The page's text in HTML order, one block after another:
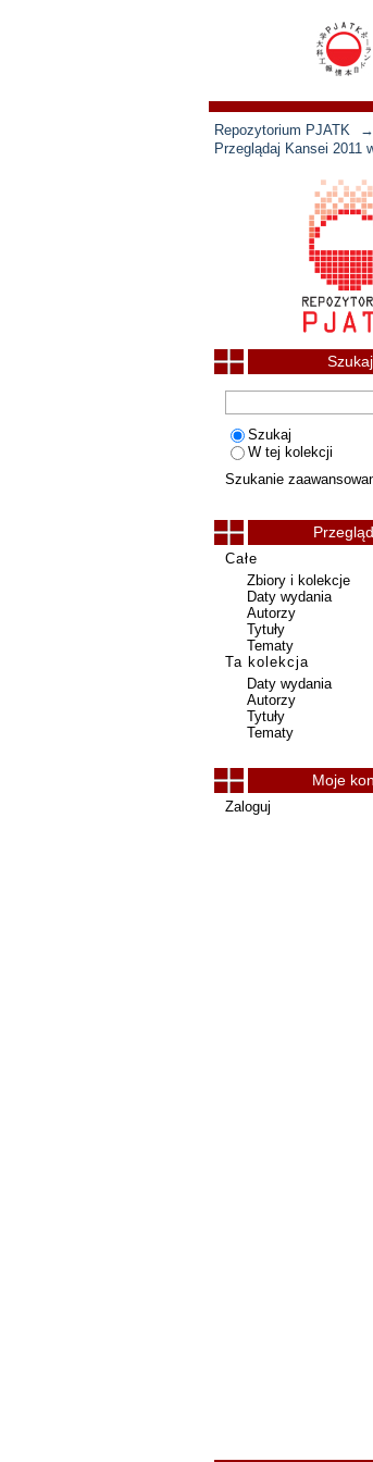
Repozytorium PJATK →
Przeglądaj Kansei 2011
Szukaj
Szukaj
W tej kolekcji
Szukanie
Całe
Zbiory i kolekcje
Daty wydania
Autorzy
Tytuły
Tematy
Ta kolekcja
Daty wydania
Autorzy
Tytuły
Tematy
Moje
Zaloguj